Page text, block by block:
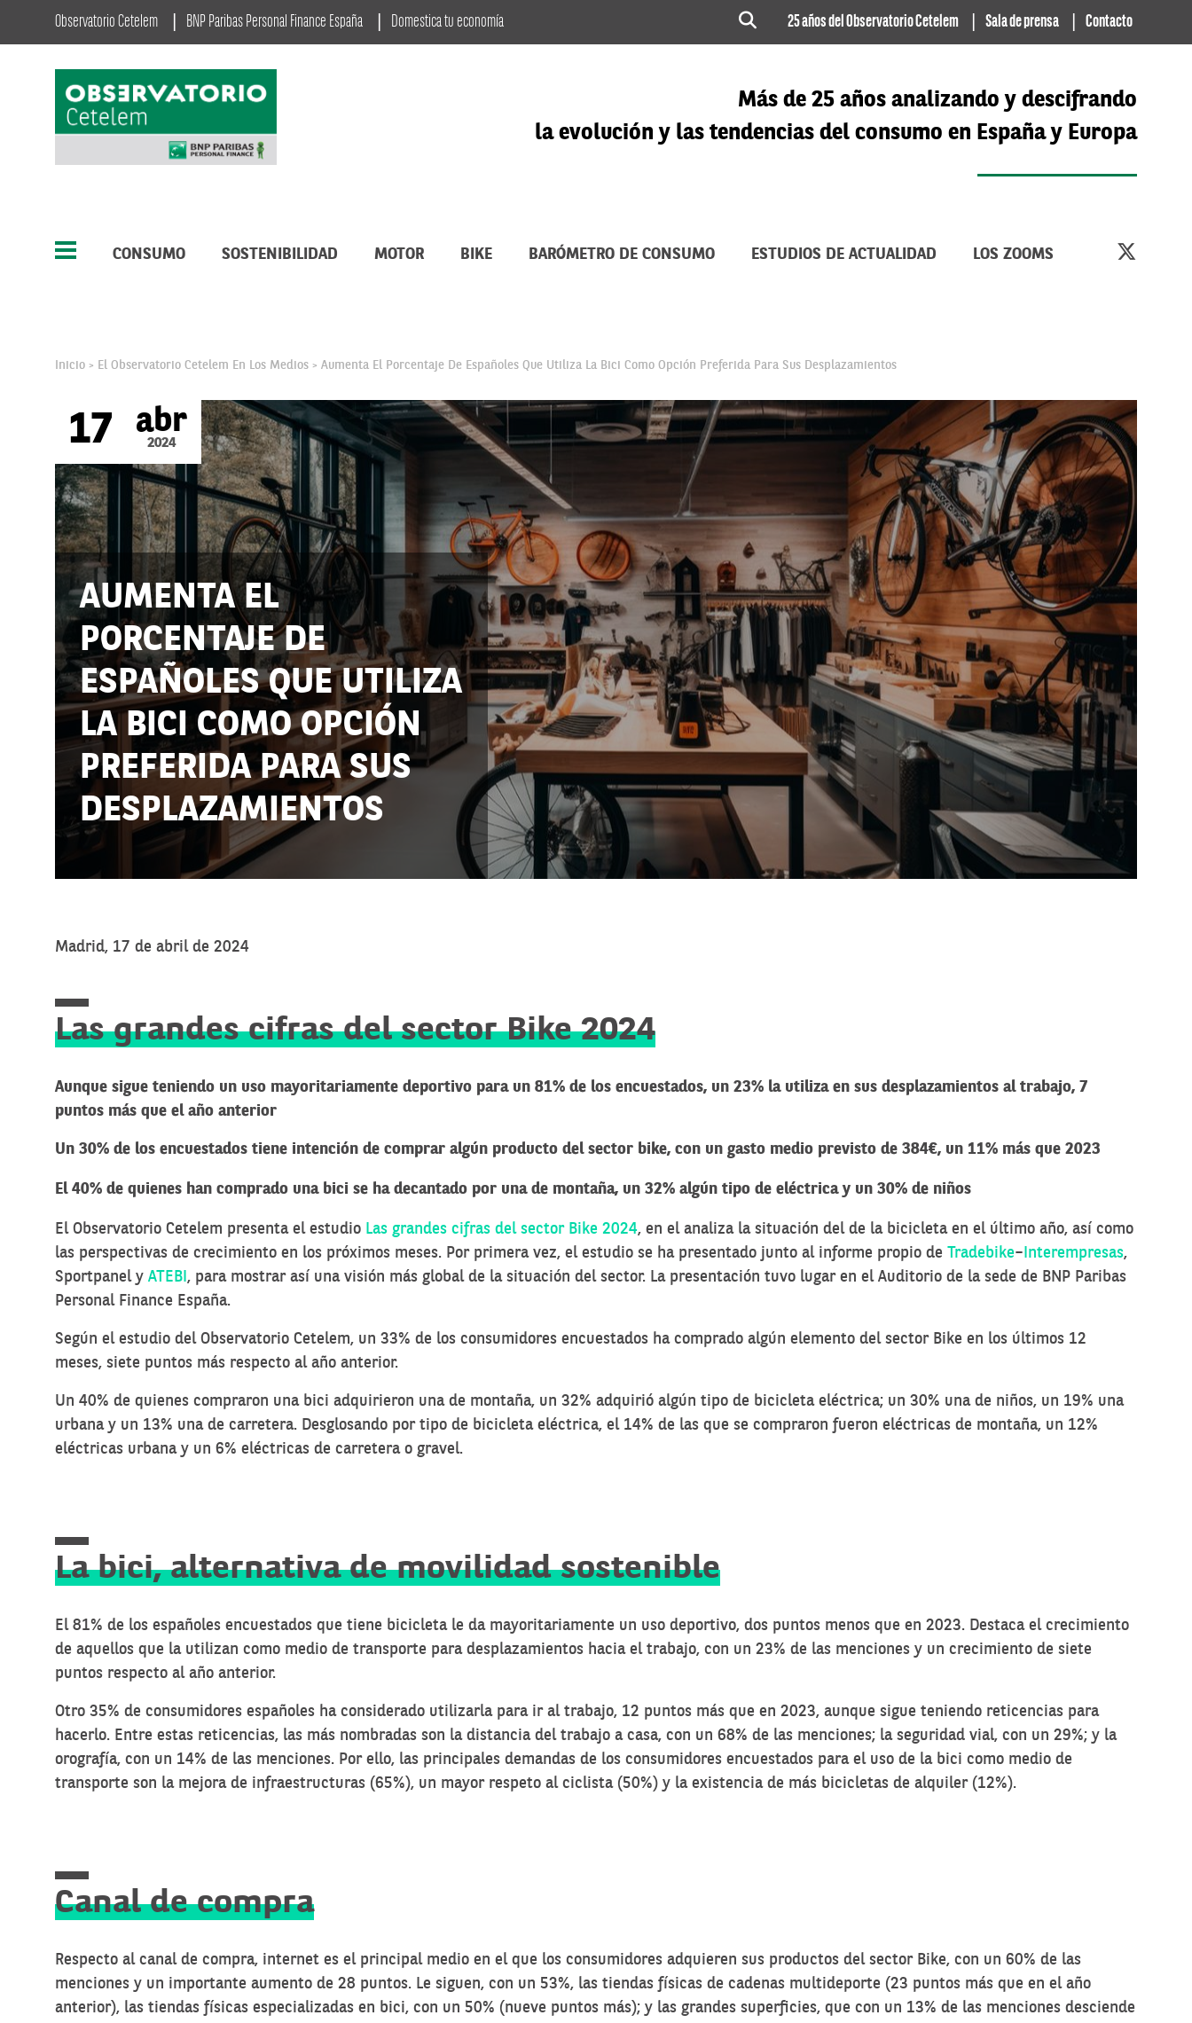
Observatorio Cetelem BNP Paribas Personal Finance España Domestica tu economía 25 años del Observatorio Cetelem Sala de prensa Contacto
Más de 25 años analizando y descifrando
la evolución y las tendencias del consumo en España y Europa
CONSUMO SOSTENIBILIDAD MOTOR BIKE BARÓMETRO DE CONSUMO ESTUDIOS DE ACTUALIDAD LOS ZOOMS
Inicio > El Observatorio Cetelem En Los Medios > Aumenta El Porcentaje De Españoles Que Utiliza La Bici Como Opción Preferida Para Sus Desplazamientos
AUMENTA EL
PORCENTAJE DE
ESPAÑOLES QUE UTILIZA
LA BICI COMO OPCIÓN
PREFERIDA PARA SUS
DESPLAZAMIENTOS
17 abr
2024
Madrid, 17 de abril de 2024
Las grandes cifras del sector Bike 2024
Aunque sigue teniendo un uso mayoritariamente deportivo para un 81% de los encuestados, un 23% la utiliza en sus desplazamientos al trabajo, 7
puntos más que el año anterior
Un 30% de los encuestados tiene intención de comprar algún producto del sector bike, con un gasto medio previsto de 384€, un 11% más que 2023
El 40% de quienes han comprado una bici se ha decantado por una de montaña, un 32% algún tipo de eléctrica y un 30% de niños
El Observatorio Cetelem presenta el estudio Las grandes cifras del sector Bike 2024, en el analiza la situación del de la bicicleta en el último año, así como
las perspectivas de crecimiento en los próximos meses. Por primera vez, el estudio se ha presentado junto al informe propio de Tradebike– Interempresas,
Sportpanel y ATEBI , para mostrar así una visión más global de la situación del sector. La presentación tuvo lugar en el Auditorio de la sede de BNP Paribas
Personal Finance España.
Según el estudio del Observatorio Cetelem, un 33% de los consumidores encuestados ha comprado algún elemento del sector Bike en los últimos 12
meses, siete puntos más respecto al año anterior.
Un 40% de quienes compraron una bici adquirieron una de montaña, un 32% adquirió algún tipo de bicicleta eléctrica; un 30% una de niños, un 19% una
urbana y un 13% una de carretera. Desglosando por tipo de bicicleta eléctrica, el 14% de las que se compraron fueron eléctricas de montaña, un 12%
eléctricas urbana y un 6% eléctricas de carretera o gravel.
La bici, alternativa de movilidad sostenible
El 81% de los españoles encuestados que tiene bicicleta le da mayoritariamente un uso deportivo, dos puntos menos que en 2023. Destaca el crecimiento
de aquellos que la utilizan como medio de transporte para desplazamientos hacia el trabajo, con un 23% de las menciones y un crecimiento de siete
puntos respecto al año anterior.
Otro 35% de consumidores españoles ha considerado utilizarla para ir al trabajo, 12 puntos más que en 2023, aunque sigue teniendo reticencias para
hacerlo. Entre estas reticencias, las más nombradas son la distancia del trabajo a casa, con un 68% de las menciones; la seguridad vial, con un 29%; y la
orografía, con un 14% de las menciones. Por ello, las principales demandas de los consumidores encuestados para el uso de la bici como medio de
transporte son la mejora de infraestructuras (65%), un mayor respeto al ciclista (50%) y la existencia de más bicicletas de alquiler (12%).
Canal de compra
Respecto al canal de compra, internet es el principal medio en el que los consumidores adquieren sus productos del sector Bike, con un 60% de las
menciones y un importante aumento de 28 puntos. Le siguen, con un 53%, las tiendas físicas de cadenas multideporte (23 puntos más que en el año
anterior), las tiendas físicas especializadas en bici, con un 50% (nueve puntos más); y las grandes superficies, que con un 13% de las menciones desciende